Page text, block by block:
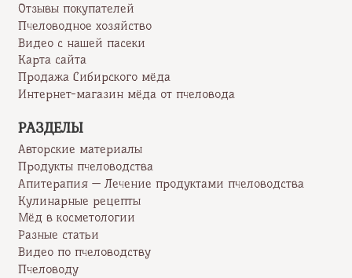
Отзывы покупателей
Пчеловодное хозяйство
Видео с нашей пасеки
Карта сайта
Продажа Сибирского мёда
Интернет-магазин мёда от пчеловода
РАЗДЕЛЫ
Авторские материалы
Продукты пчеловодства
Апитерапия — Лечение продуктами пчеловодства
Кулинарные рецепты
Мёд в косметологии
Разные статьи
Видео по пчеловодству
Пчеловоду